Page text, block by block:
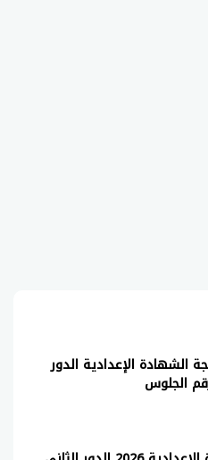
الشهادة الإعدادية الدور